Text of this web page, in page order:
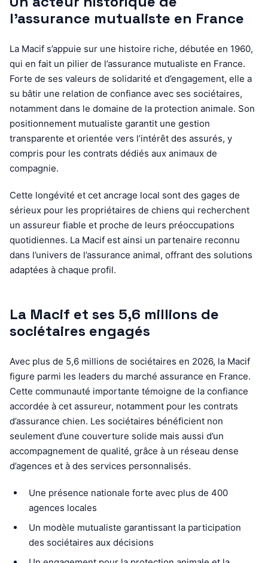
l’assurance mutualiste en France
La Macif s’appuie sur une histoire riche, débutée en 1960,
qui en fait un pilier de l’assurance mutualiste en France.
Forte de ses valeurs de solidarité et d’engagement, elle a
su bâtir une relation de confiance avec ses sociétaires,
notamment dans le domaine de la protection animale. Son
positionnement mutualiste garantit une gestion
transparente et orientée vers l’intérêt des assurés, y
compris pour les contrats dédiés aux animaux de
compagnie.
Cette longévité et cet ancrage local sont des gages de
sérieux pour les propriétaires de chiens qui recherchent
un assureur fiable et proche de leurs préoccupations
quotidiennes. La Macif est ainsi un partenaire reconnu
dans l’univers de l’assurance animal, offrant des solutions
adaptées à chaque profil.
La Macif et ses 5,6 millions de
sociétaires engagés
Avec plus de 5,6 millions de sociétaires en 2026, la Macif
figure parmi les leaders du marché assurance en France.
Cette communauté importante témoigne de la confiance
accordée à cet assureur, notamment pour les contrats
d’assurance chien. Les sociétaires bénéficient non
seulement d’une couverture solide mais aussi d’un
accompagnement de qualité, grâce à un réseau dense
d’agences et à des services personnalisés.
Une présence nationale forte avec plus de 400
agences locales
Un modèle mutualiste garantissant la participation
des sociétaires aux décisions